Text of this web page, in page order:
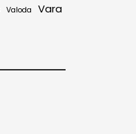
Valoda Vara